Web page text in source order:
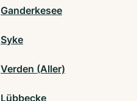
Ganderkesee
Syke
Verden (Aller)
Lübbecke